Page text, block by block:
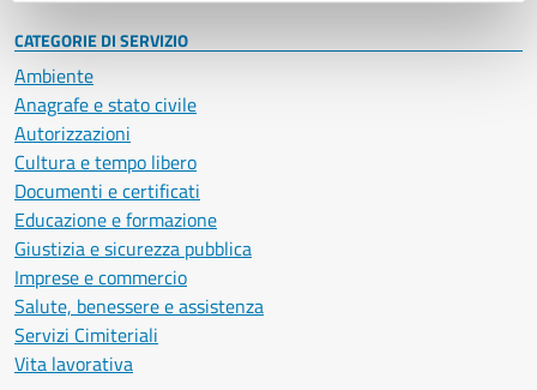
CATEGORIE DI SERVIZIO
Ambiente
Anagrafe e stato civile
Autorizzazioni
Cultura e tempo libero
Documenti e certificati
Educazione e formazione
Giustizia e sicurezza pubblica
Imprese e commercio
Salute, benessere e assistenza
Servizi Cimiteriali
Vita lavorativa